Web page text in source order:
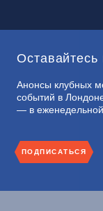
Оставайтесь
Анонсы клубных
событий в
— в
ПОДПИСАТЬСЯ